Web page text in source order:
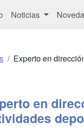
Noticias
Experto en
en